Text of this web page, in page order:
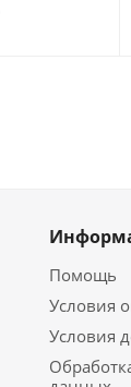
Помощь
Условия
Условия